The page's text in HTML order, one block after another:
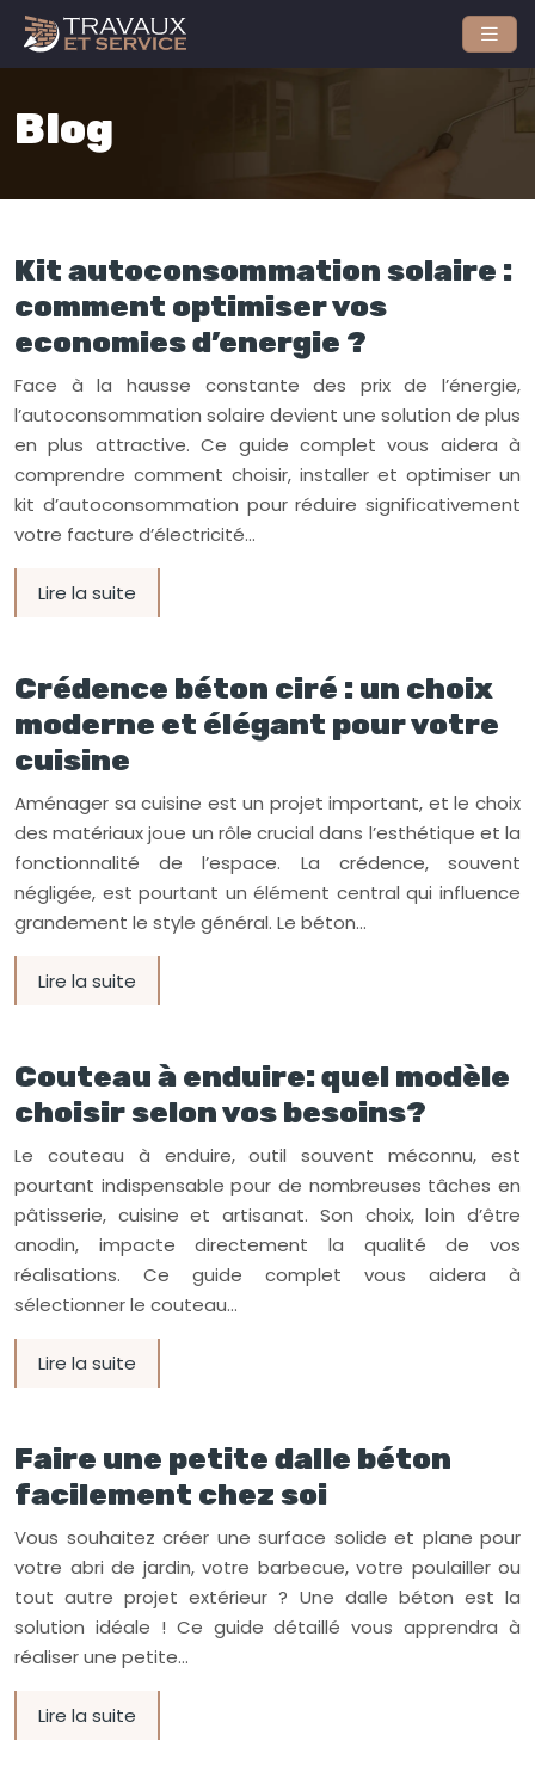
Blog
Kit autoconsommation solaire :
comment optimiser vos
economies d’energie ?
Face à la hausse constante des prix de l’énergie,
l’autoconsommation solaire devient une solution de plus
en plus attractive. Ce guide complet vous aidera à
comprendre comment choisir, installer et optimiser un
kit d’autoconsommation pour réduire significativement
votre facture d’électricité…
Lire la suite
Crédence béton ciré : un choix
moderne et élégant pour votre
cuisine
Aménager sa cuisine est un projet important, et le choix
des matériaux joue un rôle crucial dans l’esthétique et la
fonctionnalité de l’espace. La crédence, souvent
négligée, est pourtant un élément central qui influence
grandement le style général. Le béton…
Lire la suite
Couteau à enduire: quel modèle
choisir selon vos besoins?
Le couteau à enduire, outil souvent méconnu, est
pourtant indispensable pour de nombreuses tâches en
pâtisserie, cuisine et artisanat. Son choix, loin d’être
anodin, impacte directement la qualité de vos
réalisations. Ce guide complet vous aidera à
sélectionner le couteau…
Lire la suite
Faire une petite dalle béton
facilement chez soi
Vous souhaitez créer une surface solide et plane pour
votre abri de jardin, votre barbecue, votre poulailler ou
tout autre projet extérieur ? Une dalle béton est la
solution idéale ! Ce guide détaillé vous apprendra à
réaliser une petite…
Lire la suite